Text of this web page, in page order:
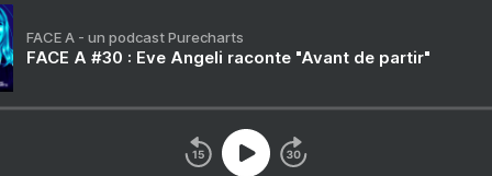
FACE A - un podcast Purecharts
FACE A #30 : Eve Angeli raconte "Avant de partir"